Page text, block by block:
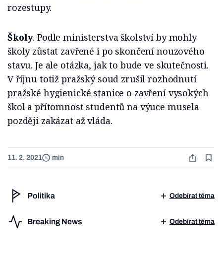
rozestupy.
Školy. Podle ministerstva školství by mohly
školy zůstat zavřené i po skončení nouzového
stavu. Je ale otázka, jak to bude ve skutečnosti.
V říjnu totiž pražský soud zrušil rozhodnutí
pražské hygienické stanice o zavření vysokých
škol a přítomnost studentů na výuce musela
později zakázat až vláda.
11. 2. 2021 min
Politika Odebírat téma
Breaking News Odebírat téma